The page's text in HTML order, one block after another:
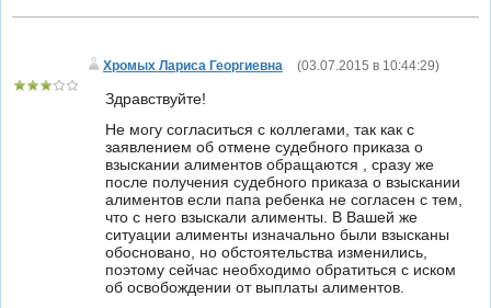
Хромых Лариса Георгиевна (03.07.2015 в 10:44:29)
Здравствуйте!
Не могу согласиться с коллегами, так как с
заявлением об отмене судебного приказа о
взыскании алиментов обращаются , сразу же
после получения судебного приказа о взыскании
алиментов если папа ребенка не согласен с тем,
что с него взыскали алименты. В Вашей же
ситуации алименты изначально были взысканы
обосновано, но обстоятельства изменились,
поэтому сейчас необходимо обратиться с иском
об освобождении от выплаты алиментов.